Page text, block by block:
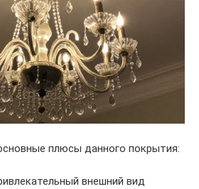
плюсы данного покрытия:
внешний вид